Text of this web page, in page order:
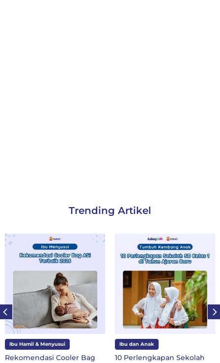
Trending Artikel
Ibu Hamil & Menyusui
Rekomendasi Cooler Bag
Ibu dan Anak
10 Perlengkapan Sekolah